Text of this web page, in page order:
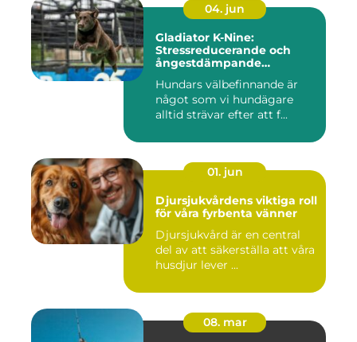
04. jun
Gladiator K-Nine:
Stressreducerande och
ångestdämpande
Hundars välbefinnande är
något som vi hundägare
alltid strävar efter att f...
01. jun
Djursjukvårdens viktiga roll
för våra fyrbenta vänner
Djursjukvård är en central
del av att säkerställa att våra
husdjur lever ...
08. mar